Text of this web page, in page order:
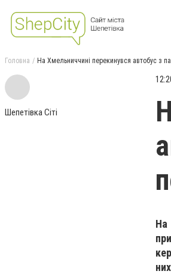
Головна На Хмельниччині перекинувся автобус з
Шепетівка Сіті
На